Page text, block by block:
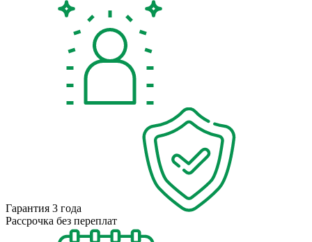
Гарантия 3 года
Рассрочка без переплат